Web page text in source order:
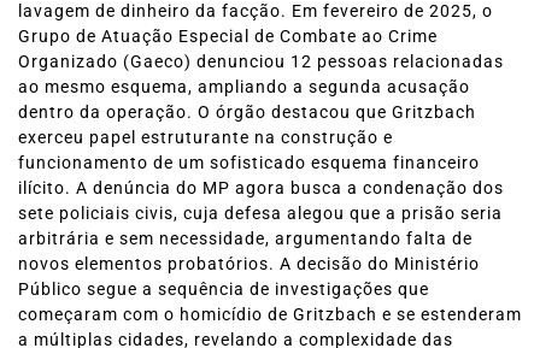
lavagem de dinheiro da facção. Em fevereiro de 2025, o
Grupo de Atuação Especial de Combate ao Crime
Organizado (Gaeco) denunciou 12 pessoas relacionadas
ao mesmo esquema, ampliando a segunda acusação
dentro da operação. O órgão destacou que Gritzbach
exerceu papel estruturante na construção e
funcionamento de um sofisticado esquema financeiro
ilícito. A denúncia do MP agora busca a condenação dos
sete policiais civis, cuja defesa alegou que a prisão seria
arbitrária e sem necessidade, argumentando falta de
novos elementos probatórios. A decisão do Ministério
Público segue a sequência de investigações que
começaram com o homicídio de Gritzbach e se estenderam
a múltiplas cidades, revelando a complexidade das